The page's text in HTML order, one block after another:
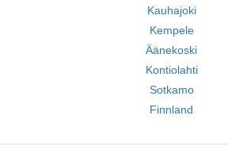
Kauhajoki
Kempele
Äänekoski
Kontiolahti
Sotkamo
Finnland